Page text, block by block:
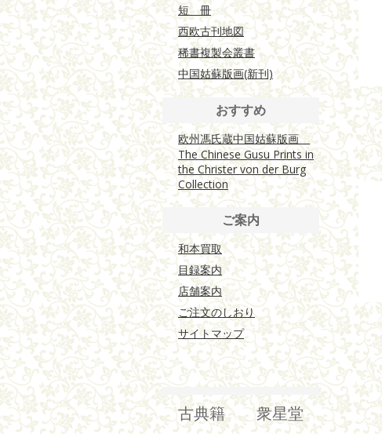
短 冊
西欧古刊地図
稀書複製会叢書
中国姑蘇版画(新刊)
おすすめ
欧州馮氏蔵中国姑蘇版画
The Chinese Gusu Prints in
the Christer von der Burg
Collection
ご案内
和本買取
目録案内
店舗案内
ご注文のしおり
サイトマップ
古典籍 衆星堂